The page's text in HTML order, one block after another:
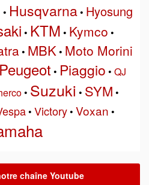
• Husqvarna• Hyosung
• KTM • Kymco •
• MBK• Moto Morini
Peugeot • Piaggio • QJ
• Suzuki • SYM •
• Victory• Voxan •